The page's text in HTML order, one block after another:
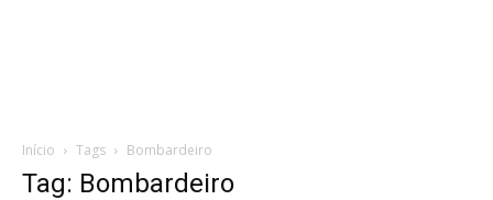
Início Tags Bombardeiro
Tag: Bombardeiro